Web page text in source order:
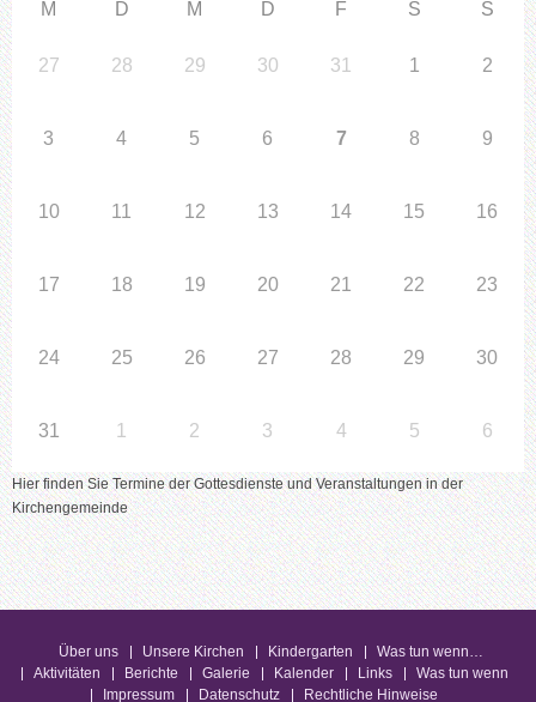
M D M D F S S
27 28 29 30 31 1 2
3 4 5 6 7 8 9
10 11 12 13 14 15 16
17 18 19 20 21 22 23
24 25 26 27 28 29 30
31 1 2 3 4 5 6
Hier finden Sie Termine der Gottesdienste und Veranstaltungen in der
Kirchengemeinde
Über uns Unsere Kirchen Kindergarten
Was tun wenn…
Aktivitäten
Berichte Galerie Kalender Links
Was tun wenn
Impressum
Datenschutz Rechtliche Hinweise